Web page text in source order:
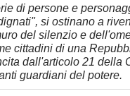
di persone e
si ostinano a
del silenzio e
cittadini di una
dall'articolo 21 della
guardiani del potere.